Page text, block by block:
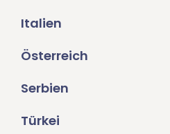
Italien
Österreich
Serbien
Türkei